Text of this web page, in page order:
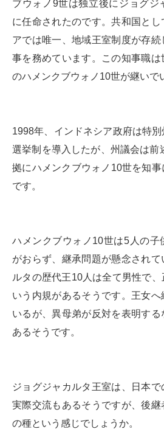
ブウォノ9世は独立後にジョグジ
に任命されたのです。共和国と
アでは唯一、地域王室制度が存
事を務めています。この知事職
のハメンクブウォノ10世が継いで
1998年、インドネシア政府は特
選挙制を導入したが、州議会は前
拠にハメンクブウォノ10世を知
です。
ハメンクブウォノ10世は5人の子
がおらず、継承問題が懸念され
ルタの歴代王10人は全て男性で
いう内規があるそうです。王女
いるが、異母弟が反対を表明す
あるそうです。
ジョグジャカルタ王室は、日本
実際交流もあるそうですが、後
の種という感じでしょうか。